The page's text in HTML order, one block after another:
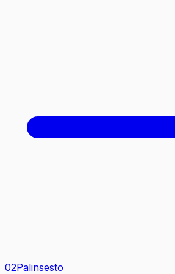
02Palinsesto